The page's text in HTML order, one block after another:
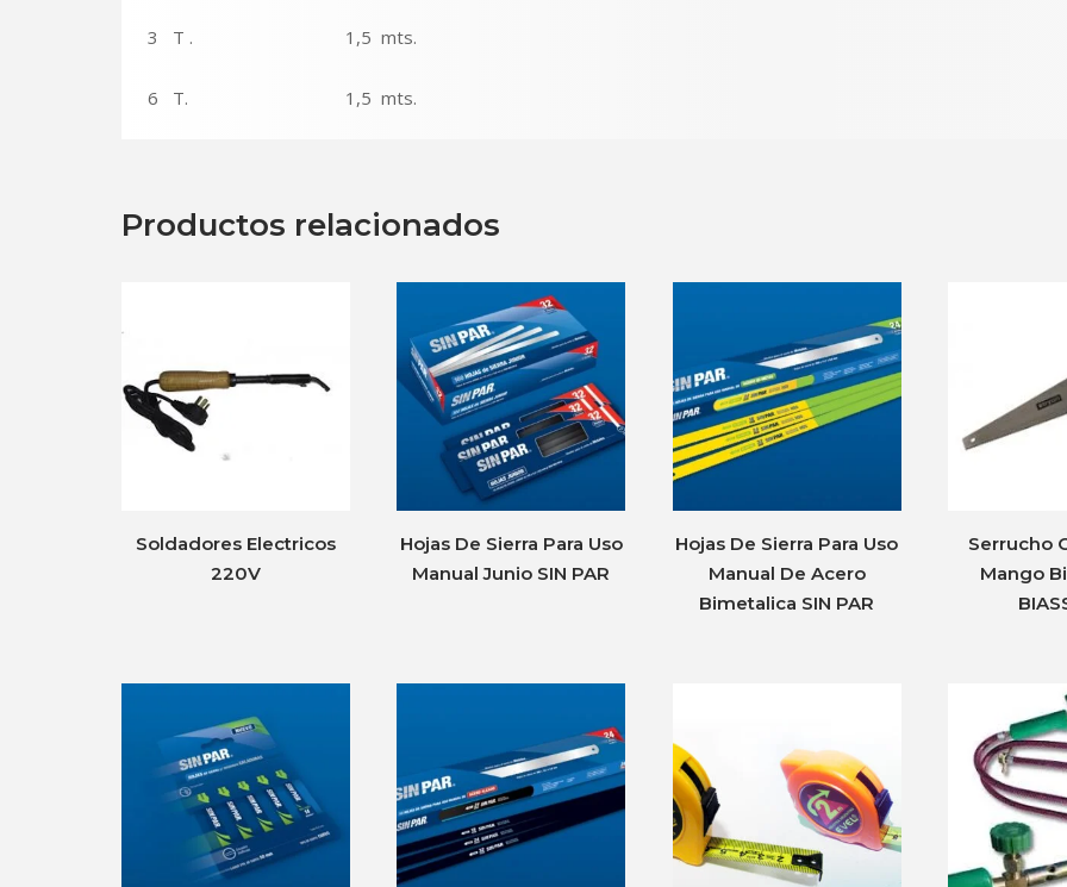
3 T . 1,5 mts.
6 T. 1,5 mts.
Productos relacionados
Soldadores Electricos
220V
Hojas De Sierra Para Uso
Manual Junio SIN PAR
Hojas De Sierra Para Uso
Manual De Acero
Bimetalica SIN PAR
Serrucho
Mango